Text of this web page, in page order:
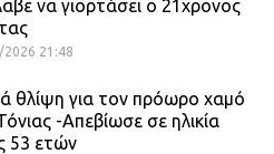
να γιορτάσει ο 21χρονος
21:48
θλίψη για τον πρόωρο χαμό
-Απεβίωσε σε ηλικία
53 ετών